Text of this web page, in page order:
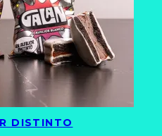
DISTINTO